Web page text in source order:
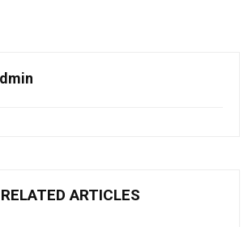
RELATED ARTICLES